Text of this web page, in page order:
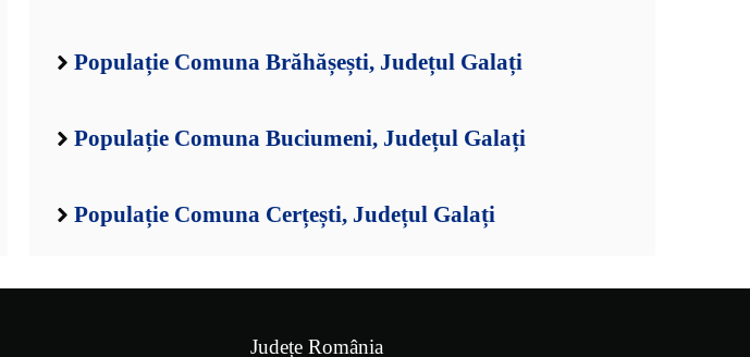
Populație Comuna Brăhășești, Județul Galați
Populație Comuna Buciumeni, Județul Galați
Populație Comuna Cerțești, Județul Galați
Județe România